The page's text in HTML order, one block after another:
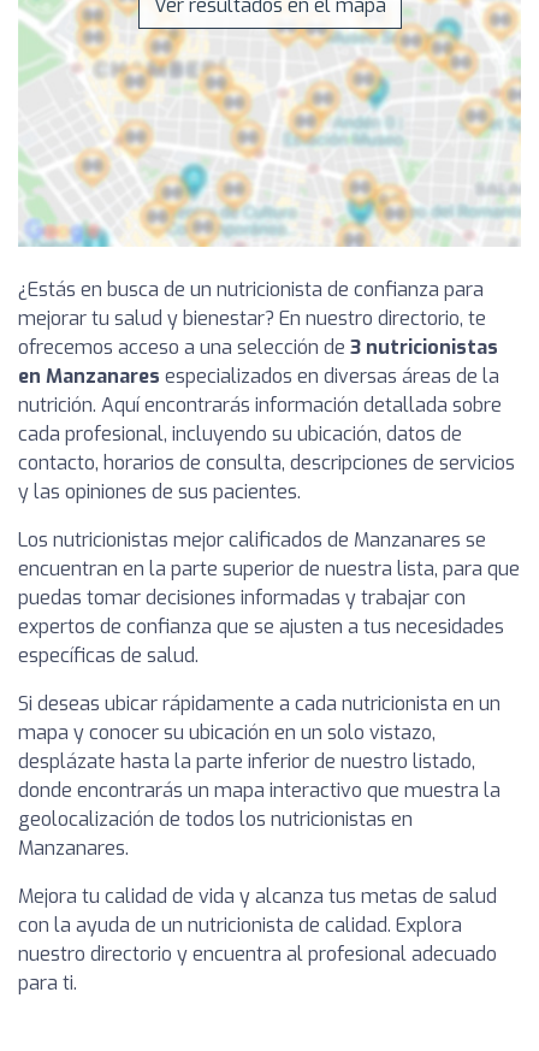
¿Estás en busca de un nutricionista de confianza para
mejorar tu salud y bienestar? En nuestro directorio, te
ofrecemos acceso a una selección de 3 nutricionistas
en Manzanares especializados en diversas áreas de la
nutrición. Aquí encontrarás información detallada sobre
cada profesional, incluyendo su ubicación, datos de
contacto, horarios de consulta, descripciones de servicios
y las opiniones de sus pacientes.
Los nutricionistas mejor calificados de Manzanares se
encuentran en la parte superior de nuestra lista, para que
puedas tomar decisiones informadas y trabajar con
expertos de confianza que se ajusten a tus necesidades
específicas de salud.
Si deseas ubicar rápidamente a cada nutricionista en un
mapa y conocer su ubicación en un solo vistazo,
desplázate hasta la parte inferior de nuestro listado,
donde encontrarás un mapa interactivo que muestra la
geolocalización de todos los nutricionistas en
Manzanares.
Mejora tu calidad de vida y alcanza tus metas de salud
con la ayuda de un nutricionista de calidad. Explora
nuestro directorio y encuentra al profesional adecuado
para ti.